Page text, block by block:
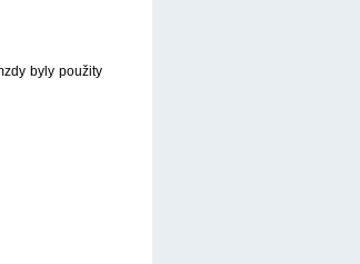
byly použity